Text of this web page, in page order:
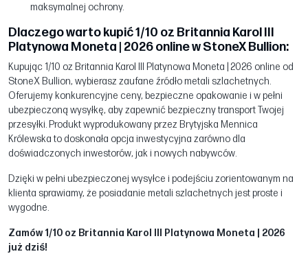
maksymalnej ochrony.
Dlaczego warto kupić 1/10 oz Britannia Karol III
Platynowa Moneta | 2026 online w StoneX Bullion:
Kupując 1/10 oz Britannia Karol III Platynowa Moneta | 2026 online od
StoneX Bullion, wybierasz zaufane źródło metali szlachetnych.
Oferujemy konkurencyjne ceny, bezpieczne opakowanie i w pełni
ubezpieczoną wysyłkę, aby zapewnić bezpieczny transport Twojej
przesyłki. Produkt wyprodukowany przez Brytyjska Mennica
Królewska to doskonała opcja inwestycyjna zarówno dla
doświadczonych inwestorów, jak i nowych nabywców.
Dzięki w pełni ubezpieczonej wysyłce i podejściu zorientowanym na
klienta sprawiamy, że posiadanie metali szlachetnych jest proste i
wygodne.
Zamów 1/10 oz Britannia Karol III Platynowa Moneta | 2026
już dziś!